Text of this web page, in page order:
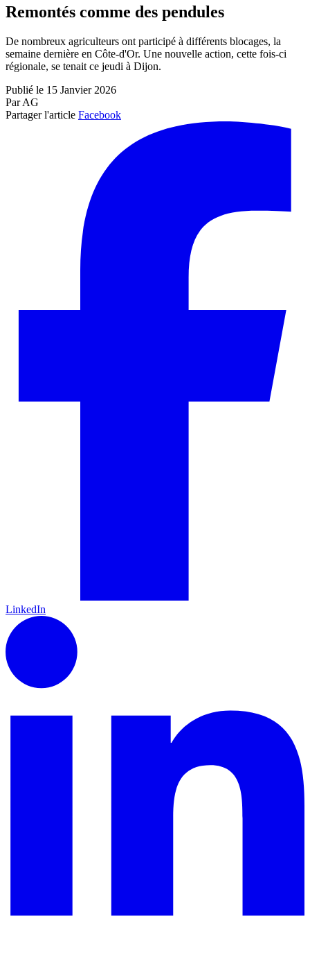
Remontés comme des pendules
De nombreux agriculteurs ont participé à différents blocages, la
semaine dernière en Côte-d'Or. Une nouvelle action, cette fois-ci
régionale, se tenait ce jeudi à Dijon.
Publié le 15 Janvier 2026
Par AG
Partager l'article Facebook
LinkedIn